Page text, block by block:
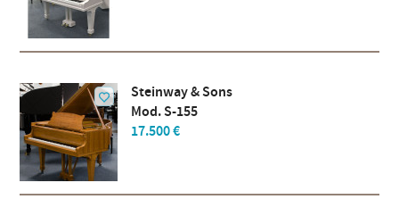
Steinway & Sons
Mod. S-155
17.500 €